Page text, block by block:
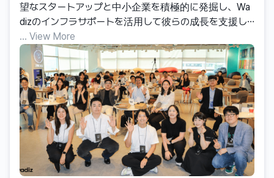
望なスタートアップと中小企業を積極的に発掘し、Wa
dizのインフラサポートを活用して彼らの成長を支援し
ます。選ばれた参加者は、さまざまなフォローアップ
ディストリビューションサポートを受けるだけでなく、
ブランドごとに最大1億ウォンの投資と最大50億ウォン
の「プライベート投資リンクマッチングローン」の機会を
得ることができます。
... View More